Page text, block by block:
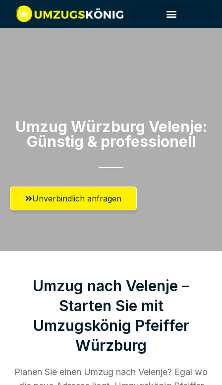
Umzug Würzburg​ Velenje:
Günstig & professionell​
Unverbindlich anfragen
Umzug nach Velenje –
Starten Sie mit
Umzugskönig Pfeiffer
Würzburg
Planen Sie einen Umzug nach Velenje? Egal wo